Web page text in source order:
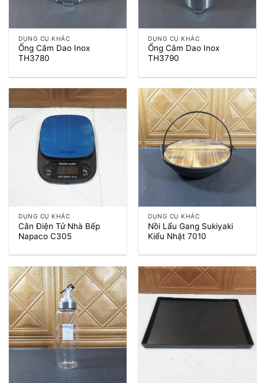
DỤNG CỤ KHÁC
Ống Cắm Dao Inox
TH3780
DỤNG CỤ KHÁC
Ống Cắm Dao Inox
TH3790
DỤNG CỤ KHÁC
Cân Điện Tử Nhà Bếp
Napaco C305
DỤNG CỤ KHÁC
Nồi Lẩu Gang Sukiyaki
Kiểu Nhật 7010